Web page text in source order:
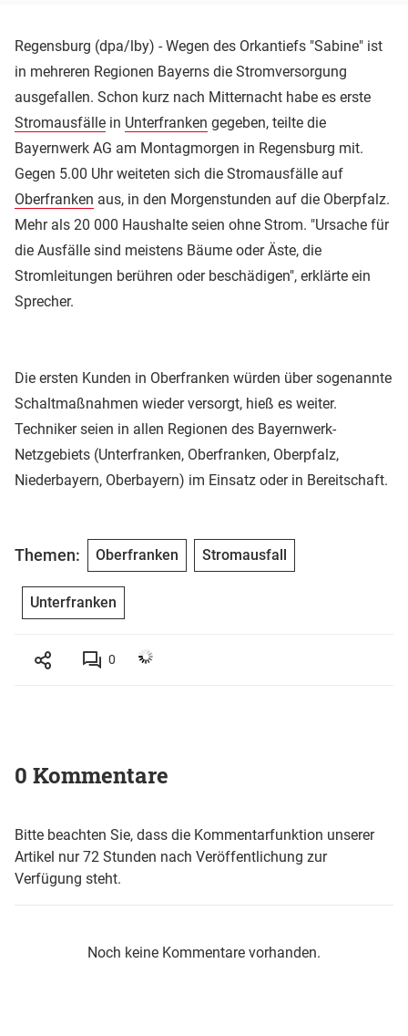
Regensburg (dpa/lby) - Wegen des Orkantiefs "Sabine" ist
in mehreren Regionen Bayerns die Stromversorgung
ausgefallen. Schon kurz nach Mitternacht habe es erste
Stromausfälle in Unterfranken gegeben, teilte die
Bayernwerk AG am Montagmorgen in Regensburg mit.
Gegen 5.00 Uhr weiteten sich die Stromausfälle auf
Oberfranken aus, in den Morgenstunden auf die Oberpfalz.
Mehr als 20 000 Haushalte seien ohne Strom. "Ursache für
die Ausfälle sind meistens Bäume oder Äste, die
Stromleitungen berühren oder beschädigen", erklärte ein
Sprecher.
Die ersten Kunden in Oberfranken würden über sogenannte
Schaltmaßnahmen wieder versorgt, hieß es weiter.
Techniker seien in allen Regionen des Bayernwerk-
Netzgebiets (Unterfranken, Oberfranken, Oberpfalz,
Niederbayern, Oberbayern) im Einsatz oder in Bereitschaft.
Themen: Oberfranken Stromausfall
Unterfranken
0
0 Kommentare
Bitte beachten Sie, dass die Kommentarfunktion unserer
Artikel nur 72 Stunden nach Veröffentlichung zur
Verfügung steht.
Noch keine Kommentare vorhanden.